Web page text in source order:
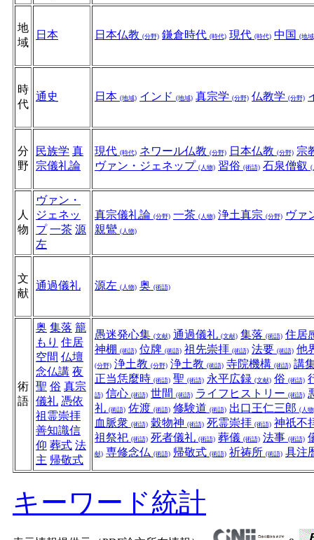
地
域
日本 日本仏教 (分野) 鎌倉時代 (時代) 現代 (時代) 中国 (地
時
代
通史 日本 (地域) インド (地域) 真宗学 (分野) 仏教学 (分野)
分
野
民族学 真
宗儀礼論
現代 (時代) ネワール仏教 (分野) 日本仏教 (分野) 宗
ヴァン・ジェネップ (人物) 習俗 (術語) 石泉僧叡 (
人
物
ヴァン・
ジェネッ
プ 一茶 源
左
真宗儀礼論 (分野) 一茶 (人物) 浄土真宗 (分野) ヴァ
親鸞 (人物)
文
献
通過儀礼 源左 (人物) 奥 (術語)
術
語
奥 集落 籠
もり 住居
空間 仏壇
念仏講 夜
聖 俗 真宗
儀礼 憑依
祖霊崇拝
善知識信
仰 葬式 法
主 帰敬式
愚迷発心集 (文献) 通過儀礼 (文献) 集落 (術語) 住居
神棚 (術語) 位牌 (術語) 祖先崇拝 (術語) 法要 (術語) 他
(分野) 浄土教 (分野) 浄土教 (術語) 寺院機構 (術語) 講
正当恁麼時 (術語) 聖 (術語) 永平広録 (文献) 俗 (術語)
語) 信心 (術語) 世間 (術語) ライフヒストリー (術語)
礼 (術語) 佐渡 (術語) 修験道 (術語) 出口王仁三郎 (人
血脈衆 (術語) 穀物神 (術語) 死霊崇拝 (術語) 神祇不
祖祭祀 (術語) 死者儀礼 (術語) 葬儀 (術語) 法事 (術語)
献) 専修念仏 (術語) 帰敬式 (術語) 祈祷所 (術語) 具注
キーワード統計